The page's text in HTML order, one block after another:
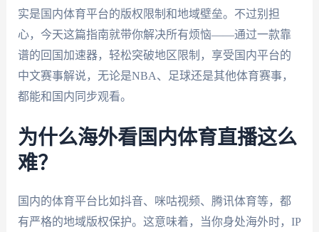
实是国内体育平台的版权限制和地域壁垒。不过别担
心，今天这篇指南就带你解决所有烦恼——通过一款靠
谱的回国加速器，轻松突破地区限制，享受国内平台的
中文赛事解说，无论是NBA、足球还是其他体育赛事，
都能和国内同步观看。
为什么海外看国内体育直播这么
难？
国内的体育平台比如抖音、咪咕视频、腾讯体育等，都
有严格的地域版权保护。这意味着，当你身处海外时，IP